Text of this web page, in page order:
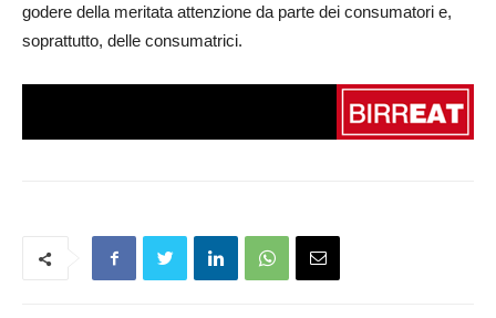
godere della meritata attenzione da parte dei consumatori e,
soprattutto, delle consumatrici.